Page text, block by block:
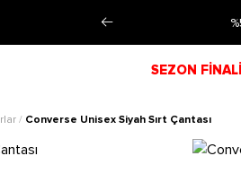
%50'YE
SEZON FİNALİ
/ Converse Unisex Siyah Sırt Çantası